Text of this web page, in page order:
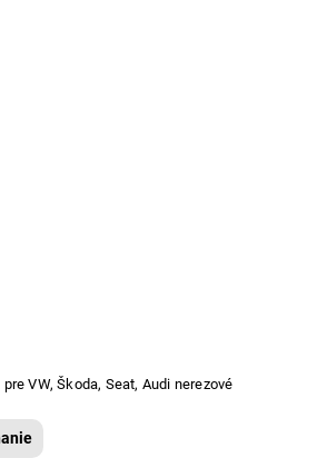
VW, Škoda, Seat, Audi nerezové